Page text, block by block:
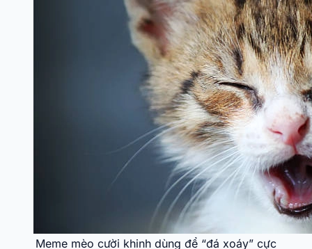
Meme mèo cười khinh dùng để “đá xoáy” cực